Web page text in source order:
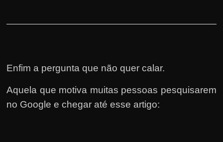
Enfim a pergunta que não quer calar.
Aquela que motiva muitas pessoas pesquisarem
no Google e chegar até esse artigo: